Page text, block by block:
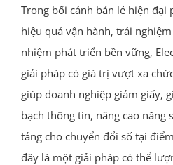
Trong bối cảnh bán lẻ hiện
hiệu quả vận hành, trải
nhiệm phát triển bền vững,
giải pháp có giá trị vượt xa
giúp doanh nghiệp giảm giấy,
bạch thông tin, nâng cao năng
tảng cho chuyển đổi số tại
đây là một giải pháp có thể